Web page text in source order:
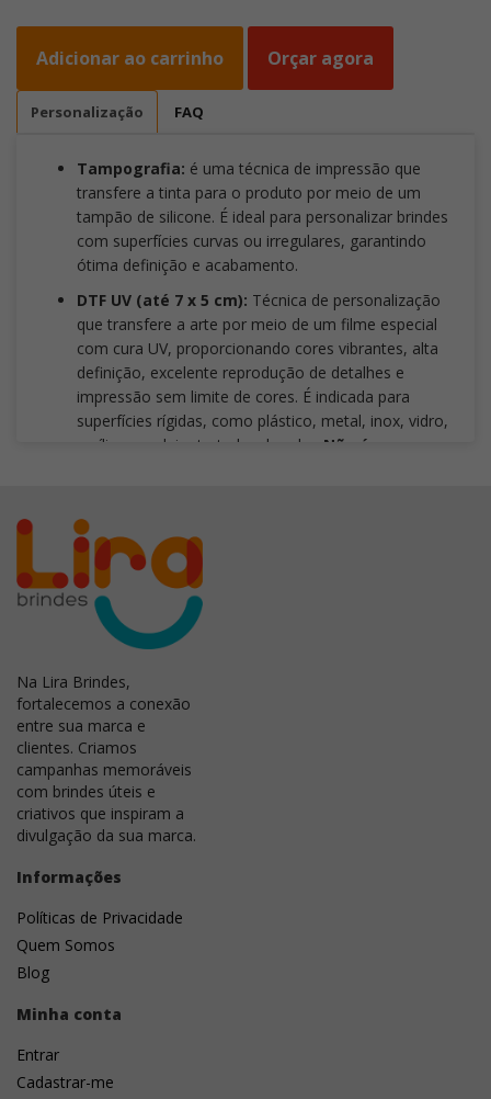
Adicionar ao carrinho Orçar agora
Personalização FAQ
Tampografia: é uma técnica de impressão que
transfere a tinta para o produto por meio de um
tampão de silicone. É ideal para personalizar brindes
com superfícies curvas ou irregulares, garantindo
ótima definição e acabamento.
DTF UV (até 7 x 5 cm): Técnica de personalização
que transfere a arte por meio de um filme especial
com cura UV, proporcionando cores vibrantes, alta
definição, excelente reprodução de detalhes e
impressão sem limite de cores. É indicada para
superfícies rígidas, como plástico, metal, inox, vidro,
acrílico, madeira tratada e bambu. Não é
elasticidade. Também deve-se evitar artes com
traços ou fontes inferiores a
é manual e detalhes muito pequenos podem
comprometer o resultado final. Para garantir maior
padronização entre as peças,
utilização em lotes de até 500 unidades
personalização, como serigrafia, tampografia ou
impressão UV direta, que oferecem maior
produtividade e uniformidade.
Na Lira Brindes,
fortalecemos a conexão
entre sua marca e
clientes. Criamos
campanhas memoráveis
com brindes úteis e
criativos que inspiram a
divulgação da sua marca.
Informações
Políticas de Privacidade
Quem Somos
Blog
Minha conta
Entrar
Cadastrar-me